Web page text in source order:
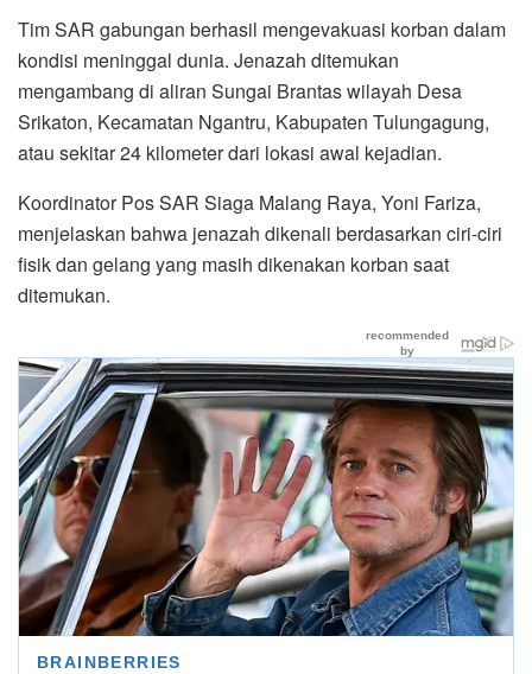
Tim SAR gabungan berhasil mengevakuasi korban dalam
kondisi meninggal dunia. Jenazah ditemukan
mengambang di aliran Sungai Brantas wilayah Desa
Srikaton, Kecamatan Ngantru, Kabupaten Tulungagung,
atau sekitar 24 kilometer dari lokasi awal kejadian.
Koordinator Pos SAR Siaga Malang Raya, Yoni Fariza,
menjelaskan bahwa jenazah dikenali berdasarkan ciri-ciri
fisik dan gelang yang masih dikenakan korban saat
ditemukan.